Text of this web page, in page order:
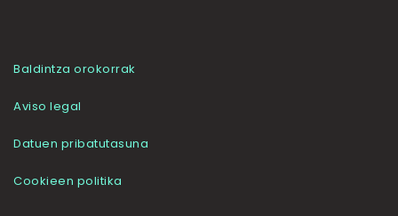
Baldintza orokorrak
Aviso legal
Datuen pribatutasuna
Cookieen politika